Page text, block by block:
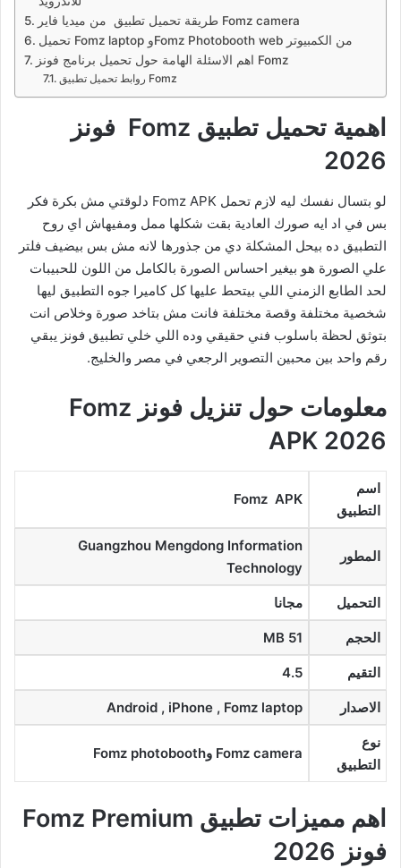
طريقة تحميل تطبيق من ميديا فاير Fomz camera
تحميل Fomz laptop وFomz Photobooth web من الكمبيوتر
اهم الاسئلة الهامة حول تحميل برنامج فونز Fomz
روابط تحميل تطبيق Fomz
اهمية تحميل تطبيق Fomz فونز
2026
لو بتسال نفسك ليه لازم تحمل Fomz APK دلوقتي مش بكرة فكر
بس في اد ايه صورك العادية بقت شكلها ممل ومفيهاش اي روح
التطبيق ده بيحل المشكلة دي من جذورها لانه مش بس بيضيف فلتر
علي الصورة هو بيغير احساس الصورة بالكامل من اللون للحبيبات
لحد الطابع الزمني اللي بيتحط عليها كل كاميرا جوه التطبيق ليها
شخصية مختلفة وقصة مختلفة فانت مش بتاخد صورة وخلاص انت
بتوثق لحظة باسلوب فني حقيقي وده اللي خلي تطبيق فونز يبقي
رقم واحد بين محبين التصوير الرجعي في مصر والخليج.
معلومات حول تنزيل فونز Fomz
APK 2026
اسم
التطبيق
Fomz APK
المطور
Guangzhou Mengdong Information
Technology
التحميل مجانا
الحجم 51 MB
التقيم 4.5
الاصدار Android , iPhone , Fomz laptop
نوع
التطبيق
Fomz camera وFomz photobooth
اهم مميزات تطبيق Fomz Premium
فونز 2026